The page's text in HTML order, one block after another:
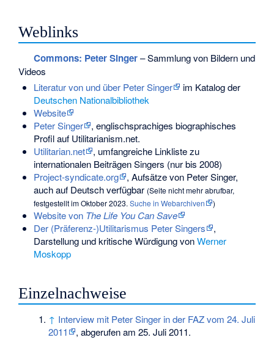
Weblinks
Commons: Peter Singer– Sammlung von Bildern und
Videos
Literatur von und über Peter Singer
im Katalog der
Deutschen Nationalbibliothek
Website
Peter Singer
, englischsprachiges biographisches
Profil auf Utilitarianism.net.
Utilitarian.net
, umfangreiche Linkliste zu
internationalen Beiträgen Singers (nur bis 2008)
Project-syndicate.org
, Aufsätze von Peter Singer,
auch auf Deutsch verfügbar (Seite nicht mehr abrufbar,
festgestellt im Oktober 2023. Suche in Webarchiven )
Website von The Life You Can Save
Der (Präferenz-)Utilitarismus Peter Singers
,
Darstellung und kritische Würdigung vonWerner
Moskopp
Einzelnachweise
↑ Interview mit Peter Singer in der FAZ vom 24. Juli
2011
, abgerufen am 25. Juli 2011.